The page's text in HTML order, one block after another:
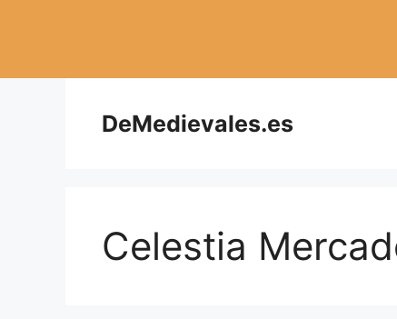
DeMedievales.es
Celestia